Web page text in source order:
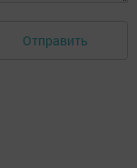
Отправить